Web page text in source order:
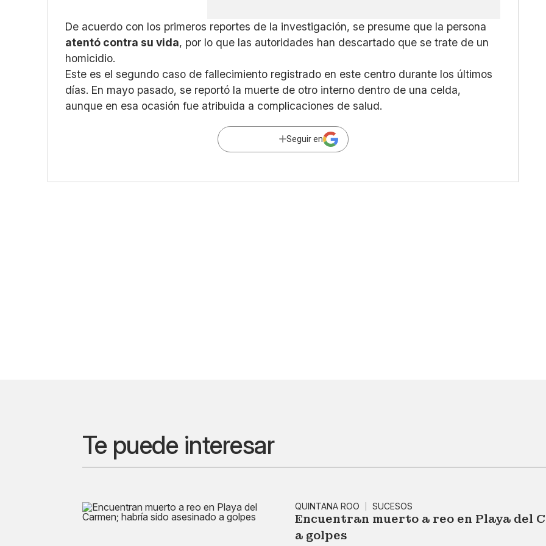
De acuerdo con los primeros reportes de la investigación, se presume que la persona
atentó contra su vida, por lo que las autoridades han descartado que se trate de un
homicidio.
Este es el segundo caso de fallecimiento registrado en este centro durante los últimos
días. En mayo pasado, se reportó la muerte de otro interno dentro de una celda,
aunque en esa ocasión fue atribuida a complicaciones de salud.
Seguir en
Te puede interesar
QUINTANA ROO SUCESOS
Encuentran muerto a reo en Playa del
a golpes